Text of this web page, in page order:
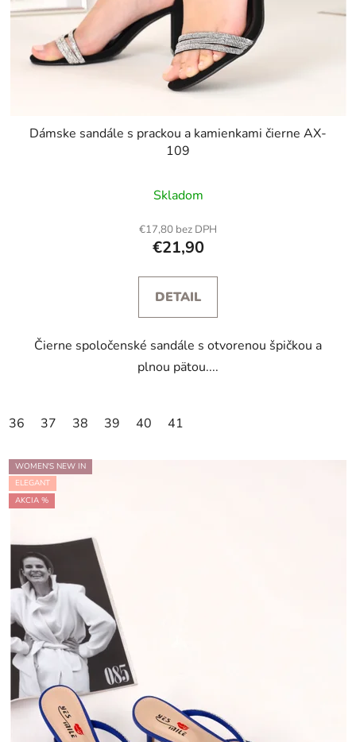
Dámske sandále s prackou a kamienkami čierne AX-
109
Skladom
€17,80 bez DPH
€21,90
DETAIL
Čierne spoločenské sandále s otvorenou špičkou a
plnou pätou....
36 37 38 39 40 41
WOMEN'S NEW IN
ELEGANT
AKCIA %